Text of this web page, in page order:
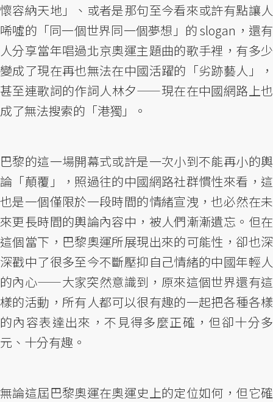
懷容納天地」、或者是那句至今看來或許有點讓人
唏噓的「同一個世界同一個夢想」的 slogan，還有
人分享當年唱過北京奧運主題曲的歌手裡，有多少
變成了現在再也無法在中國活躍的「劣跡藝人」，
甚至連歌詞的作詞人林夕——現在在中國網路上也
成了無法搜索的「港獨」。
巴黎的這一場開幕式或許是一次小到不能再小的輿
論「顛覆」，照過往的中國網路社群慣性來看，這
也是一個僅限於一段時間的情緒宣洩，也必然在未
來更長時間的輿論內容中，被人們漸漸遺忘。但在
這個當下，巴黎奧運所展現出來的可能性，卻也深
深戳中了很多至今不斷壓抑自己情緒的中國年輕人
的內心——大家突然意識到，原來這個世界還有這
樣的活動，所有人都可以很有趣的一起把各種各樣
的內容表達出來，不見得多麼正確，但卻十分多
元、十分有趣。
無論這屆巴黎奧運在奧運史上的定位如何，但它確